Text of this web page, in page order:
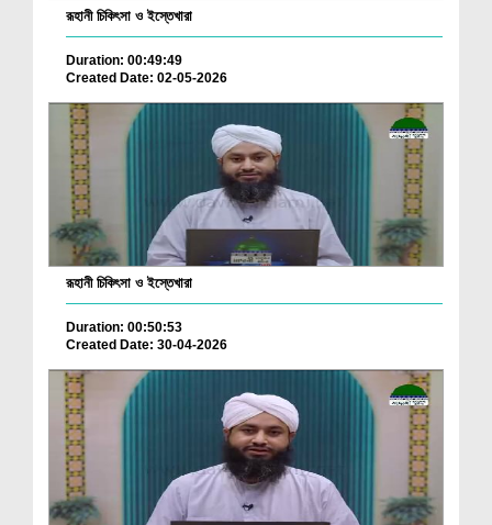
রূহানী চিকিৎসা ও ইস্তেখারা
Duration: 00:49:49
Created Date: 02-05-2026
রূহানী চিকিৎসা ও ইস্তেখারা
Duration: 00:50:53
Created Date: 30-04-2026